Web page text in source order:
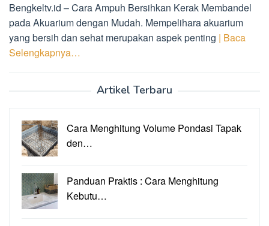
Bengkeltv.id – Cara Ampuh Bersihkan Kerak Membandel
pada Akuarium dengan Mudah. Mempelihara akuarium
yang bersih dan sehat merupakan aspek penting | Baca
Selengkapnya…
Artikel Terbaru
Cara Menghitung Volume Pondasi Tapak
den…
Panduan Praktis : Cara Menghitung
Kebutu…